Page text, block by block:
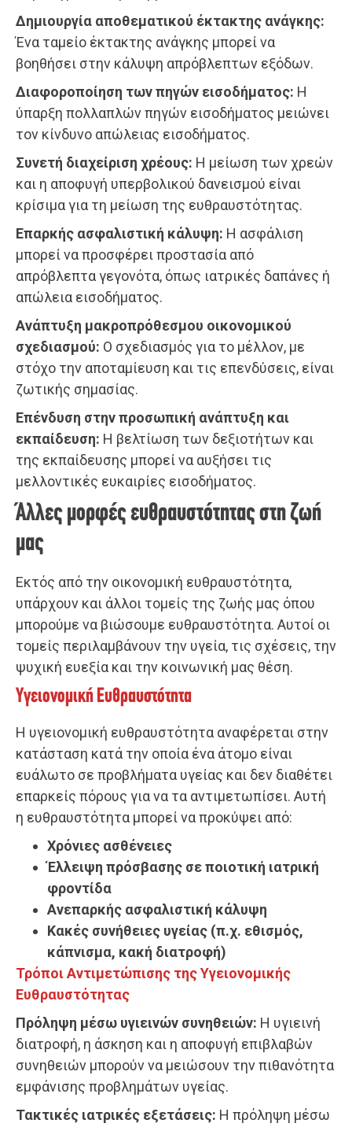
Δημιουργία αποθεματικού έκτακτης ανάγκης:
Ένα ταμείο έκτακτης ανάγκης μπορεί να
βοηθήσει στην κάλυψη απρόβλεπτων εξόδων.
Διαφοροποίηση των πηγών εισοδήματος: Η
ύπαρξη πολλαπλών πηγών εισοδήματος μειώνει
τον κίνδυνο απώλειας εισοδήματος.
Συνετή διαχείριση χρέους: Η μείωση των χρεών
και η αποφυγή υπερβολικού δανεισμού είναι
κρίσιμα για τη μείωση της ευθραυστότητας.
Επαρκής ασφαλιστική κάλυψη: Η ασφάλιση
μπορεί να προσφέρει προστασία από
απρόβλεπτα γεγονότα, όπως ιατρικές δαπάνες ή
απώλεια εισοδήματος.
Ανάπτυξη μακροπρόθεσμου οικονομικού
σχεδιασμού: Ο σχεδιασμός για το μέλλον, με
στόχο την αποταμίευση και τις επενδύσεις, είναι
ζωτικής σημασίας.
Επένδυση στην προσωπική ανάπτυξη και
εκπαίδευση: Η βελτίωση των δεξιοτήτων και
της εκπαίδευσης μπορεί να αυξήσει τις
μελλοντικές ευκαιρίες εισοδήματος.
Άλλες μορφές ευθραυστότητας στη ζωή
μας
Εκτός από την οικονομική ευθραυστότητα,
υπάρχουν και άλλοι τομείς της ζωής μας όπου
μπορούμε να βιώσουμε ευθραυστότητα. Αυτοί οι
τομείς περιλαμβάνουν την υγεία, τις σχέσεις, την
ψυχική ευεξία και την κοινωνική μας θέση.
Υγειονομική Ευθραυστότητα
Η υγειονομική ευθραυστότητα αναφέρεται στην
κατάσταση κατά την οποία ένα άτομο είναι
ευάλωτο σε προβλήματα υγείας και δεν διαθέτει
επαρκείς πόρους για να τα αντιμετωπίσει. Αυτή
η ευθραυστότητα μπορεί να προκύψει από:
Χρόνιες ασθένειες
Έλλειψη πρόσβασης σε ποιοτική ιατρική
φροντίδα
Ανεπαρκής ασφαλιστική κάλυψη
Κακές συνήθειες υγείας (π.χ. εθισμός,
κάπνισμα, κακή διατροφή)
Τρόποι Αντιμετώπισης της Υγειονομικής
Ευθραυστότητας
Πρόληψη μέσω υγιεινών συνηθειών: Η υγιεινή
διατροφή, η άσκηση και η αποφυγή επιβλαβών
συνηθειών μπορούν να μειώσουν την πιθανότητα
εμφάνισης προβλημάτων υγείας.
Τακτικές ιατρικές εξετάσεις: Η πρόληψη μέσω